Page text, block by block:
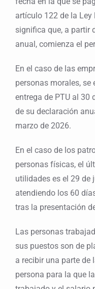
artículo 122 de la Ley
significa que, a partir
anual, comienza el
En el caso de las
personas morales,
entrega de PTU al 30
de su declaración
marzo de 2026.
En el caso de los
personas físicas, el
utilidades es el 29 de
atendiendo los 60
tras la presentación
Las personas
sus puestos son de
a recibir una parte de
persona para la que